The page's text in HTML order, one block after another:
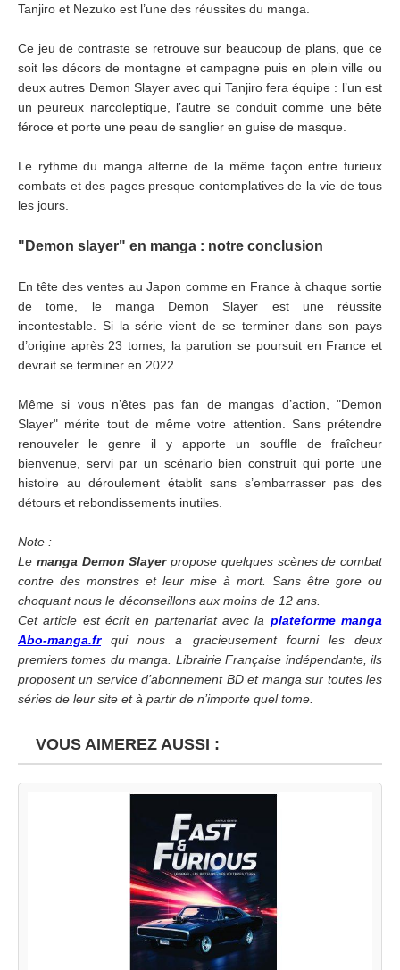
Tanjiro et Nezuko est l’une des réussites du manga.
Ce jeu de contraste se retrouve sur beaucoup de plans, que ce
soit les décors de montagne et campagne puis en plein ville ou
deux autres Demon Slayer avec qui Tanjiro fera équipe : l’un est
un peureux narcoleptique, l’autre se conduit comme une bête
féroce et porte une peau de sanglier en guise de masque.
Le rythme du manga alterne de la même façon entre furieux
combats et des pages presque contemplatives de la vie de tous
les jours.
"Demon slayer" en manga : notre conclusion
En tête des ventes au Japon comme en France à chaque sortie
de tome, le manga Demon Slayer est une réussite
incontestable. Si la série vient de se terminer dans son pays
d’origine après 23 tomes, la parution se poursuit en France et
devrait se terminer en 2022.
Même si vous n’êtes pas fan de mangas d’action, "Demon
Slayer" mérite tout de même votre attention. Sans prétendre
renouveler le genre il y apporte un souffle de fraîcheur
bienvenue, servi par un scénario bien construit qui porte une
histoire au déroulement établit sans s’embarrasser pas des
détours et rebondissements inutiles.
Note :
Le manga Demon Slayerpropose quelques scènes de combat
contre des monstres et leur mise à mort. Sans être gore ou
choquant nous le déconseillons aux moins de 12 ans.
Cet article est écrit en partenariat avec la plateforme manga
Abo-manga.frqui nous a gracieusement fourni les deux
premiers tomes du manga. Librairie Française indépendante, ils
proposent un service d’abonnement BD et manga sur toutes les
séries de leur site et à partir de n’importe quel tome.
VOUS AIMEREZ AUSSI :